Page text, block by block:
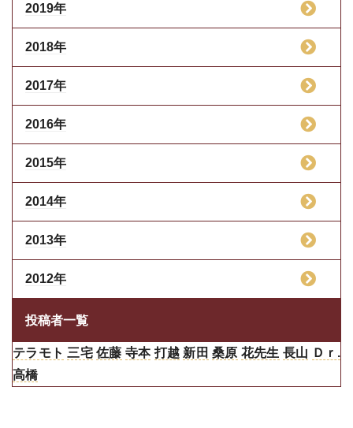
2019年
2018年
2017年
2016年
2015年
2014年
2013年
2012年
投稿者一覧
テラモト 三宅 佐藤 寺本 打越 新田 桑原 花先生 長山 Ｄｒ.
高橋